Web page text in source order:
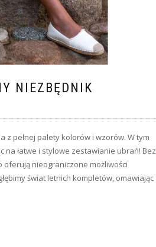
NIEZBĘDNIK
pełnej palety kolorów i wzorów. W tym
na łatwe i stylowe zestawianie ubrań! Bez
nieograniczone możliwości
świat letnich kompletów, omawiając